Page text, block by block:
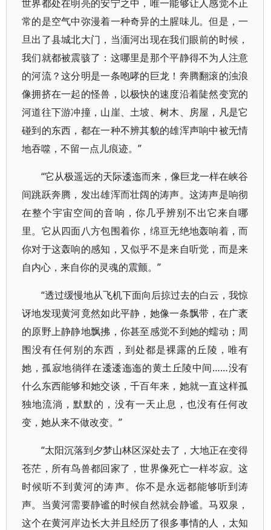
世界都处在明亮的安宁之中，唯一能够让人感觉不正
常的是空气中弥漫着一种奇异的土腥味儿。但是，一
旦出了县城北大门，当湎河出现在我们眼前的时候，
我们就都被震骇了：这哪里是那个平静得不为人注意
的河流？这分明是一条咆哮的巨龙！奔腾翻滚的浊浪
像拥挤在一起的怪兽，以极快的速度沿着陡然变宽的
河道往下游冲撞，山崖、土坡、树木、房屋，凡是它
碰到的东西，都在一种不辨其貌的雄浑声响中被无情
地吞噬，不留一点儿痕迹。”
“它从极遥远的天际逶迤而来，像巨龙一样在峡谷
间跳跃奔腾，发出雄浑而壮阔的涛声。这涛声是响彻
在整个宇宙空间的音响，你几乎辨别不出它来自哪
里。它从四面八方包围着你，绵亘无绝地轰响着，而
你对于这轰响的感知，又似乎不是来自听觉，而是来
自内心，来自你的灵魂的震颤。”
“透过缓慢地从飞机下面向后掠过去的白云，我惊
讶地发现黄河竟然如此平静，她像一条飘带，在广袤
的原野上静静地飘拂，你甚至感觉不到她的蠕动；周
围没有任何别的东西，到处都是裸露的丘陵，唯有
她，孤寂地徜徉在逶逶迤迤的黄土丘陵中间……没有
什么东西能够和她交谈，千百年来，她就一直这样孤
独地流淌，默默的，没有一天止息，也没有任何改
变，她从来不做改变。”
“太阳沉落到夕梦山林区深处去了，大地正在变得
苍茫，所有鸟兽都回家了，世界像死亡一样岑寂。这
时候听不到黄河的涛声。你不是永远都能够听到涛
声。当黄河需要静谧的时候自然就会静谧。马双泉，
这个在黄河岸边长大并且经历了很多事情的人，太知